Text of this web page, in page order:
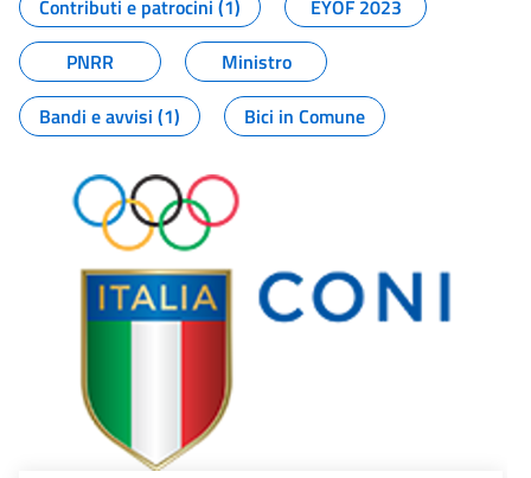
Contributi e patrocini (1)
EYOF 2023
PNRR
Ministro
Bandi e avvisi (1)
Bici in Comune